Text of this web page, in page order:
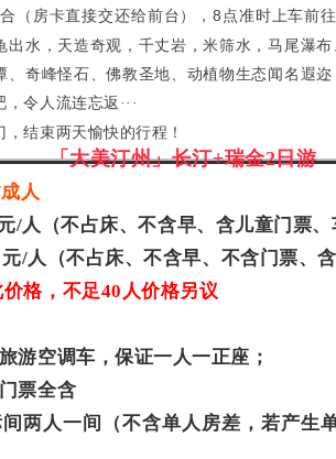
（房卡直接交还给前台），8点准时上车前
出水，天造奇观，千丈岩，米筛水，马尾瀑
、奇峰怪石、佛教圣地、动植物生态闻名遐
令人流连忘返···
结束两天愉快的行程！
「大美汀州」长汀+瑞金2日游
人
/人
（不占床、不含早、含儿童门票
/人（不占床、不含早、不含门票、
格，不足40人价格另议
游空调车，保证一人一正座；
票全含
两人一间（不含单人房差，若产生